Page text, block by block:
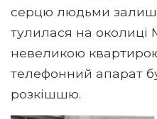
серцю людьми
тулилася на околиці
невеликою
телефонний апарат
розкішшю.